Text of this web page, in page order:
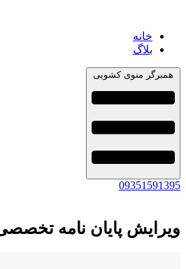
خانه
بلاگ
همبرگر منوی کشویی
09351591395
ویرایش پایان نامه تخصصی